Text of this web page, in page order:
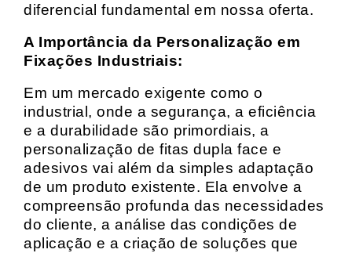
diferencial fundamental em nossa oferta.
A Importância da Personalização em
Fixações Industriais:
Em um mercado exigente como o
industrial, onde a segurança, a eficiência
e a durabilidade são primordiais, a
personalização de fitas dupla face e
adesivos vai além da simples adaptação
de um produto existente. Ela envolve a
compreensão profunda das necessidades
do cliente, a análise das condições de
aplicação e a criação de soluções que